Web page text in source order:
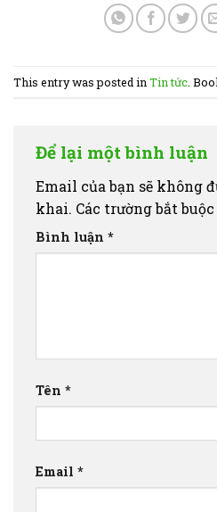
This entry was posted in Tin tức .
Để lại một bình luận
Email của bạn sẽ không
khai. Các trường bắt
Bình luận *
Tên *
Email *